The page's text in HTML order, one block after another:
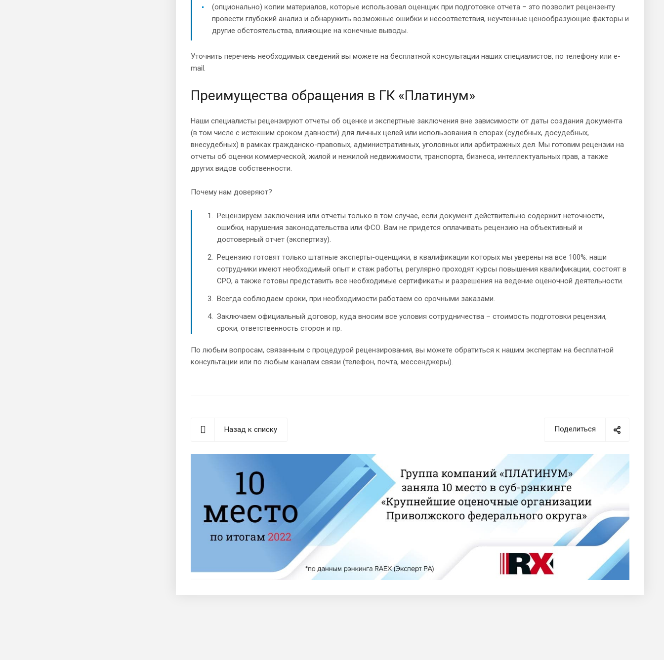
(опционально) копии материалов, которые использовал оценщик при подготовке отчета – это позволит рецензенту
провести глубокий анализ и обнаружить возможные ошибки и несоответствия, неучтенные ценообразующие факторы и
другие обстоятельства, влияющие на конечные выводы.
Уточнить перечень необходимых сведений вы можете на бесплатной консультации наших специалистов, по телефону или e-
mail.
Преимущества обращения в ГК «Платинум»
Наши специалисты рецензируют отчеты об оценке и экспертные заключения вне зависимости от даты создания документа
(в том числе с истекшим сроком давности) для личных целей или использования в спорах (судебных, досудебных,
внесудебных) в рамках гражданско-правовых, административных, уголовных или арбитражных дел. Мы готовим рецензии на
отчеты об оценки коммерческой, жилой и нежилой недвижимости, транспорта, бизнеса, интеллектуальных прав, а также
других видов собственности.
Почему нам доверяют?
Рецензируем заключения или отчеты только в том случае, если документ действительно содержит неточности,
ошибки, нарушения законодательства или ФСО. Вам не придется оплачивать рецензию на объективный и
достоверный отчет (экспертизу).
Рецензию готовят только штатные эксперты-оценщики, в квалификации которых мы уверены на все 100%: наши
сотрудники имеют необходимый опыт и стаж работы, регулярно проходят курсы повышения квалификации, состоят в
СРО, а также готовы представить все необходимые сертификаты и разрешения на ведение оценочной деятельности.
Всегда соблюдаем сроки, при необходимости работаем со срочными заказами.
Заключаем официальный договор, куда вносим все условия сотрудничества – стоимость подготовки рецензии,
сроки, ответственность сторон и пр.
По любым вопросам, связанным с процедурой рецензирования, вы можете обратиться к нашим экспертам на бесплатной
консультации или по любым каналам связи (телефон, почта, мессенджеры).
Поделиться
Назад к списку